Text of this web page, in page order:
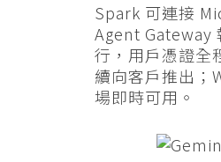
Spark 可連接
Agent Gateway
行，用戶憑證
續向客戶推出；
場即時可用。